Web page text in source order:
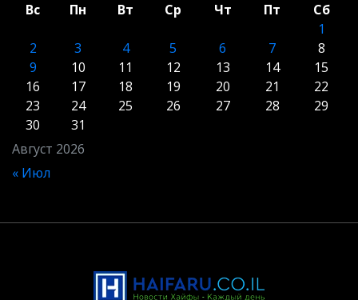
Август 2026
Вс Пн Вт Ср Чт Пт
Сб
1
2
3 4 5 6 7
8
9
10 11 12 13 14
15
16
17 18 19 20 21
22
23
24 25 26 27 28
29
30
31
« Июл